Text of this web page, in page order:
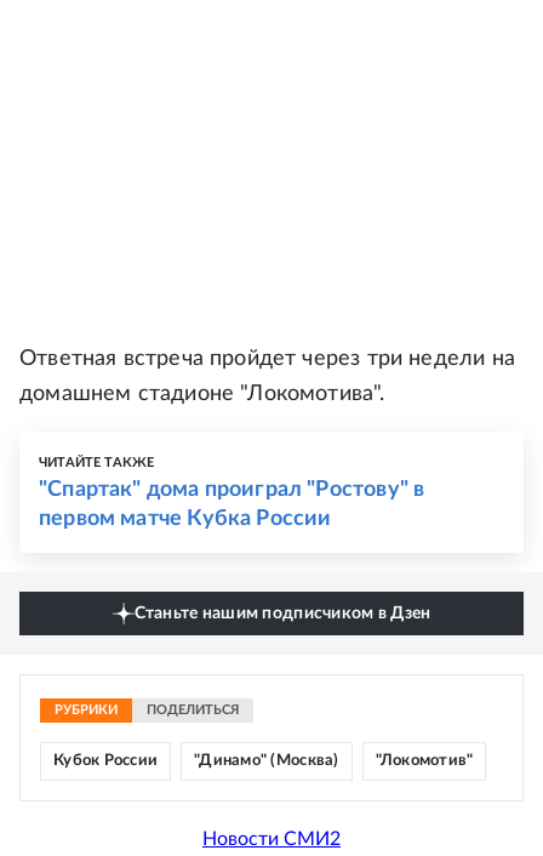
Ответная встреча пройдет через три недели на
домашнем стадионе "Локомотива".
ЧИТАЙТЕ ТАКЖЕ
"Спартак" дома проиграл "Ростову" в
первом матче Кубка России
Станьте нашим подписчиком в Дзен
РУБРИКИ ПОДЕЛИТЬСЯ
Кубок России "Динамо" (Москва) "Локомотив"
Новости СМИ2